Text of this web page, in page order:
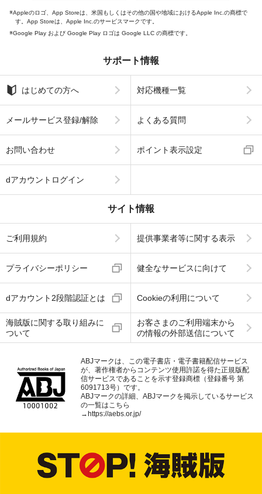
Appleのロゴ、App Storeは、米国もしくはその他の国や地域におけるApple Inc.の商標で
す。App Storeは、Apple Inc.のサービスマークです。
Google Play および Google Play ロゴは Google LLC の商標です。
サポート情報
はじめての方へ 対応機種一覧
メールサービス登録/解除 よくある質問
お問い合わせ ポイント表示設定
dアカウントログイン
サイト情報
ご利用規約 提供事業者等に関する表示
プライバシーポリシー 健全なサービスに向けて
dアカウント2段階認証とは Cookieの利用について
海賊版に関する取り組みに
ついて
お客さまのご利用端末から
の情報の外部送信について
ABJマークは、この電子書店・電子書籍配信サービス
が、著作権者からコンテンツ使用許諾を得た正規版配
信サービスであることを示す登録商標（登録番号 第
6091713号）です。
ABJマークの詳細、ABJマークを掲示しているサービス
の一覧はこちら
→ https://aebs.or.jp/